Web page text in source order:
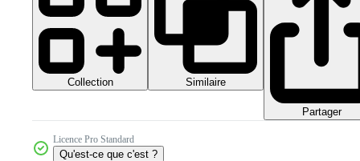
Collection Similaire
Partager
Licence Pro Standard
Qu'est-ce que c'est ?